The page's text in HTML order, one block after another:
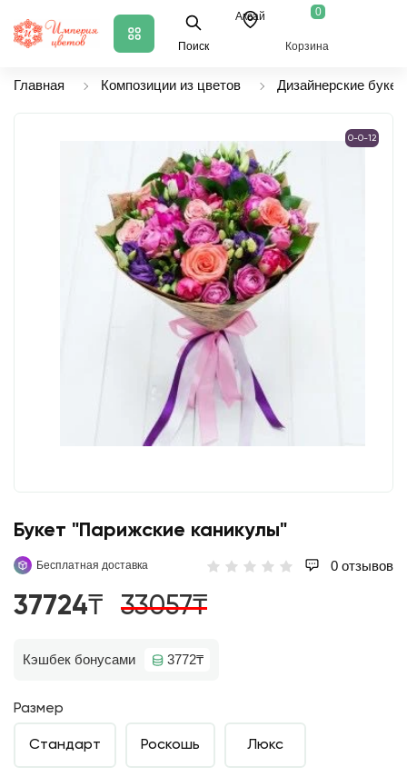
Поиск
Аксай 0
Корзина
Главная Композиции из цветов Дизайнерские
0-0-12
Букет "Парижские каникулы"
Бесплатная доставка 0 отзывов
37724₸ 33057₸
Кэшбек бонусами 3772₸
Размер
Стандарт Роскошь Люкс